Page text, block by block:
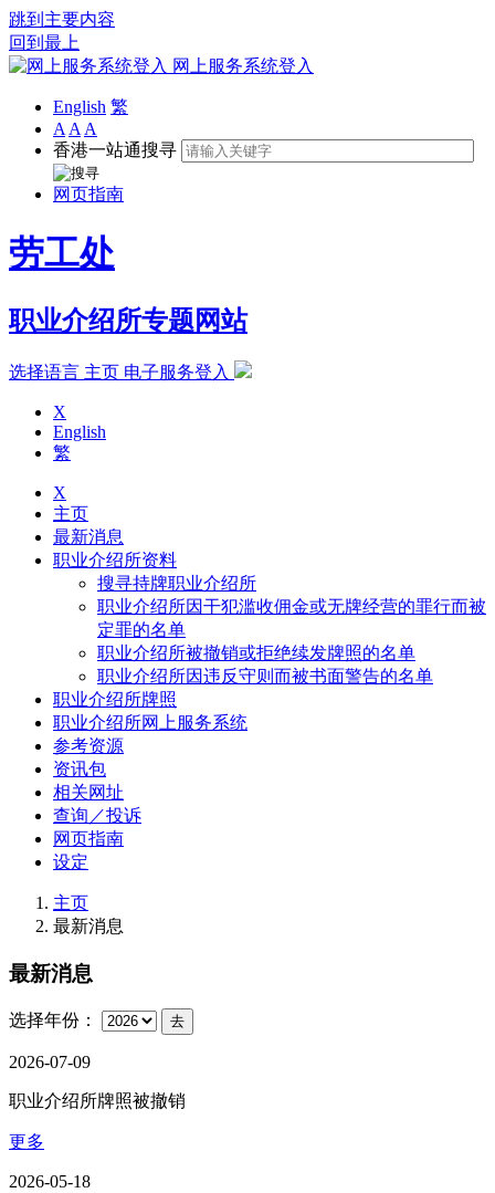
跳到主要内容
回到最上
网上服务系统登入
English 繁
A A A
香港一站通搜寻
网页指南
劳工处
职业介绍所专题网站
选择语言 主页 电子服务登入
X
English
繁
X
主页
最新消息
职业介绍所资料
搜寻持牌职业介绍所
职业介绍所因干犯滥收佣金或无牌经营的罪行而被
定罪的名单
职业介绍所被撤销或拒绝续发牌照的名单
职业介绍所因违反守则而被书面警告的名单
职业介绍所牌照
职业介绍所网上服务系统
参考资源
资讯包
相关网址
查询／投诉
网页指南
设定
主页
最新消息
最新消息
选择年份： 去
2026-07-09
职业介绍所牌照被撤销
更多
2026-05-18